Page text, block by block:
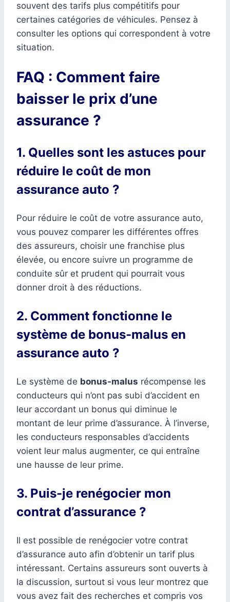
souvent des tarifs plus compétitifs pour
certaines catégories de véhicules. Pensez à
consulter les options qui correspondent à votre
situation.
FAQ : Comment faire
baisser le prix d’une
assurance ?
1. Quelles sont les astuces pour
réduire le coût de mon
assurance auto ?
Pour réduire le coût de votre assurance auto,
vous pouvez comparer les différentes offres
des assureurs, choisir une franchise plus
élevée, ou encore suivre un programme de
conduite sûr et prudent qui pourrait vous
donner droit à des réductions.
2. Comment fonctionne le
système de bonus-malus en
assurance auto ?
Le système de bonus-malus récompense les
conducteurs qui n’ont pas subi d’accident en
leur accordant un bonus qui diminue le
montant de leur prime d’assurance. À l’inverse,
les conducteurs responsables d’accidents
voient leur malus augmenter, ce qui entraîne
une hausse de leur prime.
3. Puis-je renégocier mon
contrat d’assurance ?
Il est possible de renégocier votre contrat
d’assurance auto afin d’obtenir un tarif plus
intéressant. Certains assureurs sont ouverts à
la discussion, surtout si vous leur montrez que
vous avez fait des recherches et compris vos